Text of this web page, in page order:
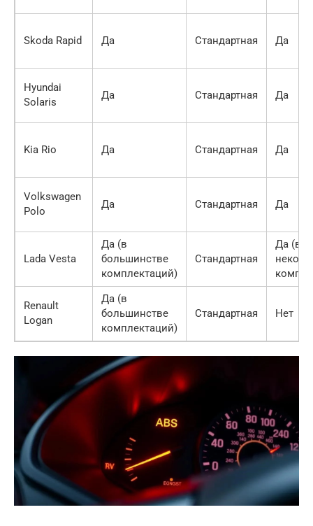
Skoda Rapid Да Стандартная Да
Hyundai
Solaris
Да Стандартная Да
Kia Rio Да Стандартная Да
Volkswagen
Polo
Да Стандартная Да
Lada Vesta
Да (в
большинстве
комплектаций)
Стандартная
Да (в
Renault
Logan
Да (в
большинстве
комплектаций)
Стандартная Нет